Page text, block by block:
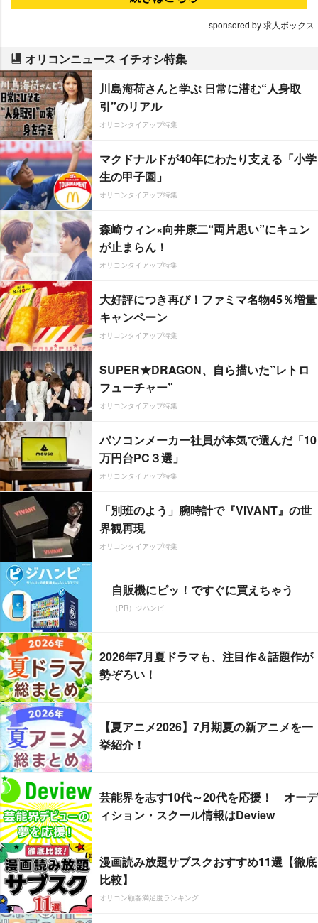
sponsored by 求人ボックス
オリコンニュース イチオシ特集
川島海荷さんと学ぶ 日常に潜む“人身取
引”のリアル
オリコンタイアップ特集
マクドナルドが40年にわたり支える「小学
生の甲子園」
オリコンタイアップ特集
森崎ウィン×向井康二“両片思い”にキュン
が止まらん！
オリコンタイアップ特集
大好評につき再び！ファミマ名物45％増量
キャンペーン
オリコンタイアップ特集
SUPER★DRAGON、自ら描いた”レトロ
フューチャー”
オリコンタイアップ特集
パソコンメーカー社員が本気で選んだ「10
万円台PC３選」
オリコンタイアップ特集
「別班のよう」腕時計で『VIVANT』の世
界観再現
オリコンタイアップ特集
自販機にピッ！ですぐに買えちゃう
（PR）ジハンピ
2026年7月夏ドラマも、注目作＆話題作が
勢ぞろい！
【夏アニメ2026】7月期夏の新アニメを一
挙紹介！
芸能界を志す10代～20代を応援！ オーデ
ィション・スクール情報はDeview
漫画読み放題サブスクおすすめ11選【徹底
比較】
オリコン顧客満足度ランキング